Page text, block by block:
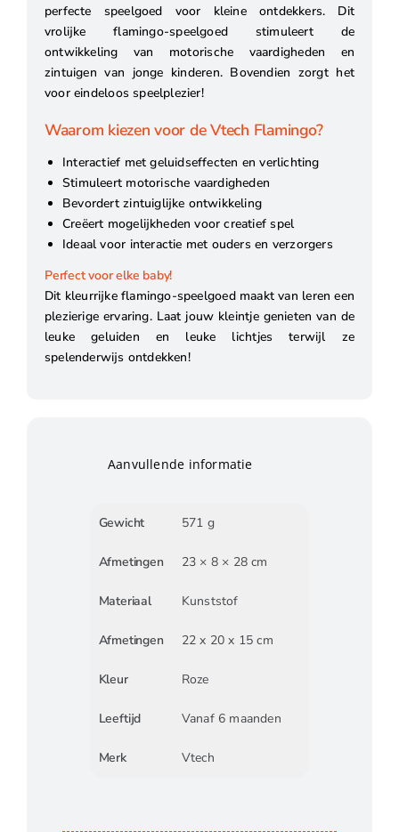
perfecte speelgoed voor kleine ontdekkers. Dit
vrolijke flamingo-speelgoed stimuleert de
ontwikkeling van motorische vaardigheden en
zintuigen van jonge kinderen. Bovendien zorgt het
voor eindeloos speelplezier!
Waarom kiezen voor de Vtech Flamingo?
Interactief met geluidseffecten en verlichting
Stimuleert motorische vaardigheden
Bevordert zintuiglijke ontwikkeling
Creëert mogelijkheden voor creatief spel
Ideaal voor interactie met ouders en verzorgers
Perfect voor elke baby!
Dit kleurrijke flamingo-speelgoed maakt van leren een
plezierige ervaring. Laat jouw kleintje genieten van de
leuke geluiden en leuke lichtjes terwijl ze
spelenderwijs ontdekken!
Aanvullende informatie
Gewicht 571 g
Afmetingen 23 × 8 × 28 cm
Materiaal Kunststof
Afmetingen 22 x 20 x 15 cm
Kleur Roze
Leeftijd Vanaf 6 maanden
Merk Vtech